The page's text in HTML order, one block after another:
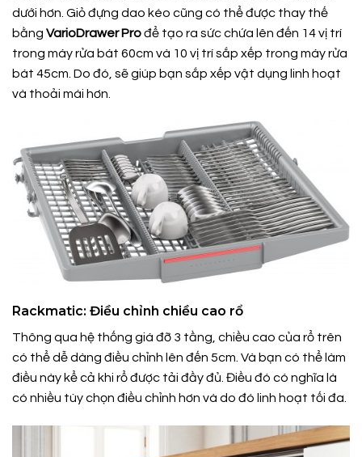
dưới hơn. Giỏ đựng dao kéo cũng có thể được thay thế
bằng VarioDrawer Prođể tạo ra sức chứa lên đến 14 vị trí
trong máy rửa bát 60cm và 10 vị trí sắp xếp trong máy rửa
bát 45cm. Do đó, sẽ giúp bạn sắp xếp vật dụng linh hoạt
và thoải mái hơn.
Rackmatic: Điều chỉnh chiều cao rổ
Thông qua hệ thống giá đỡ 3 tầng, chiều cao của rổ trên
có thể dễ dàng điều chỉnh lên đến 5cm. Và bạn có thể làm
điều này kể cả khi rổ được tải đầy đủ. Điều đó có nghĩa là
có nhiều tùy chọn điều chỉnh hơn và do đó linh hoạt tối đa.